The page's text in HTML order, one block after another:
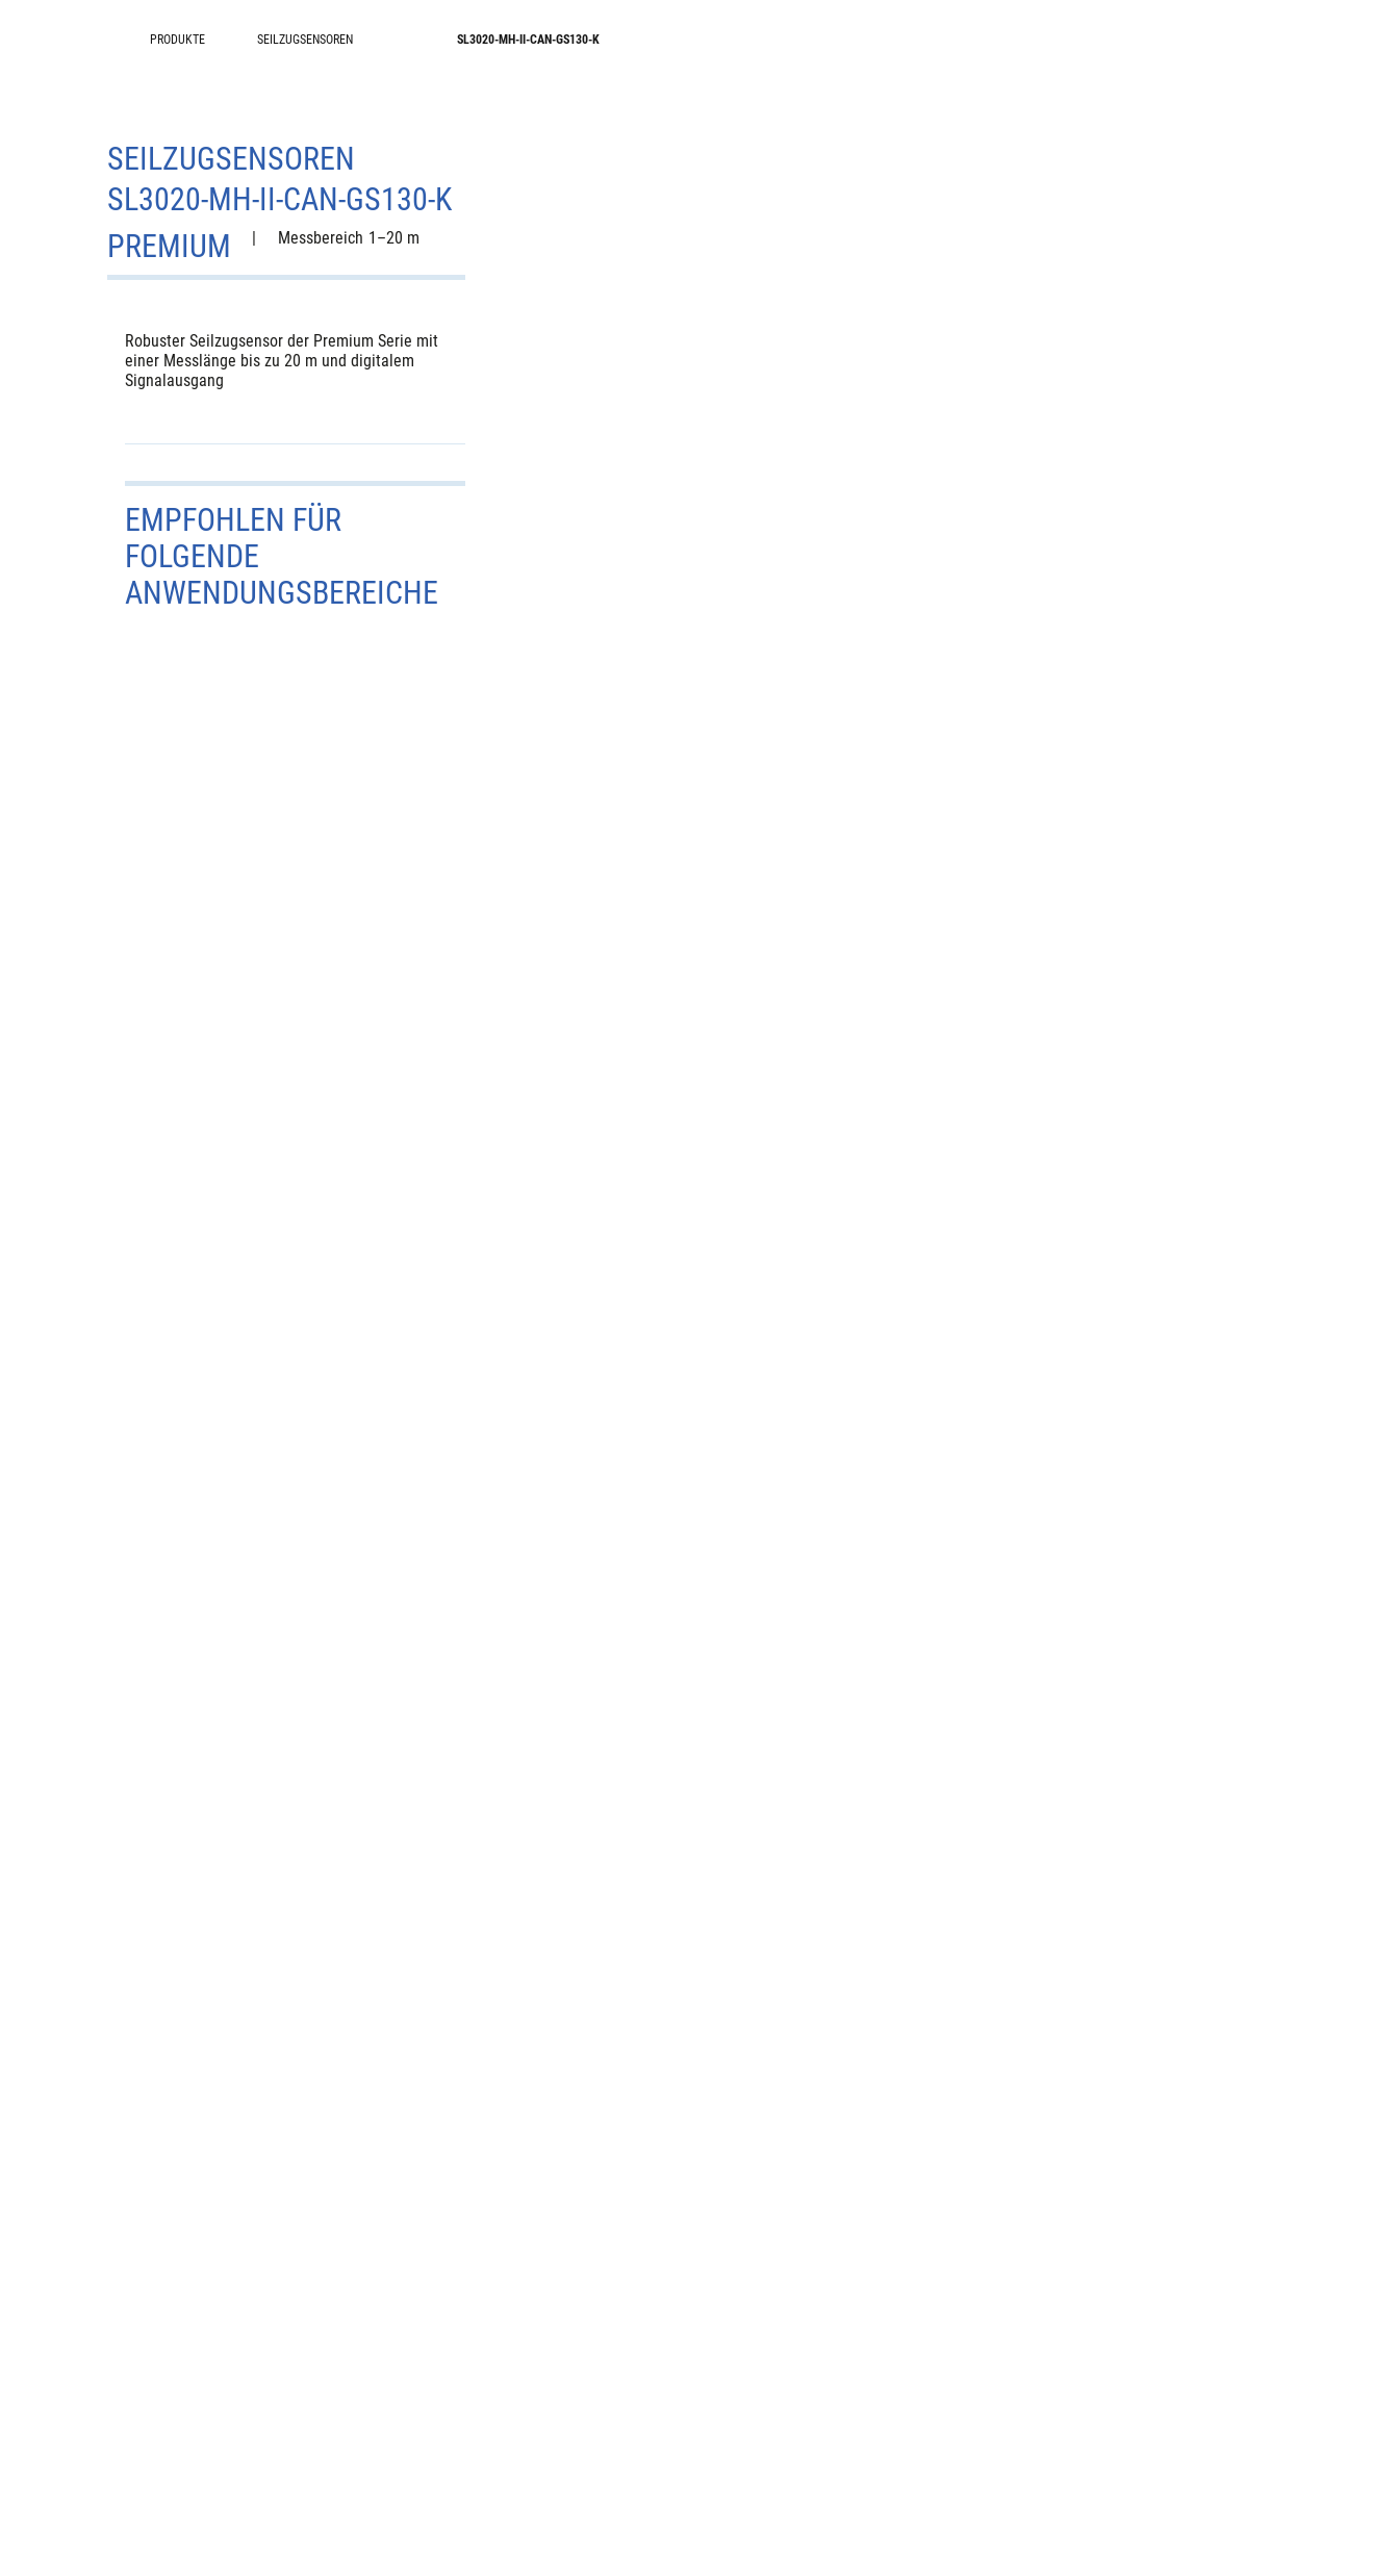
SEILZUGSENSOREN
PRODUKTE SL3020-MH-II-CAN-GS130-K
SEILZUGSENSOREN
SL3020-MH-II-CAN-GS130-K
Robuster Seilzugsensor der Premium Serie mit
einer Messlänge bis zu 20 m und digitalem
Signalausgang
EMPFOHLEN FÜR
FOLGENDE
ANWENDUNGSBEREICHE
PREMIUM 1–20 m
Messbereich